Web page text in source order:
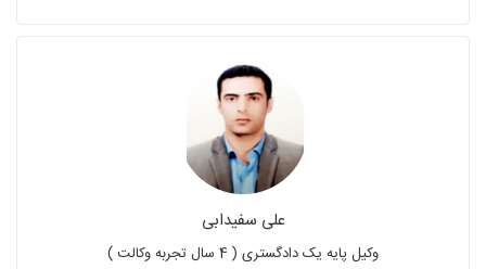
علی سفیدابی
وکیل پایه یک دادگستری ( 4 سال تجربه وکالت )